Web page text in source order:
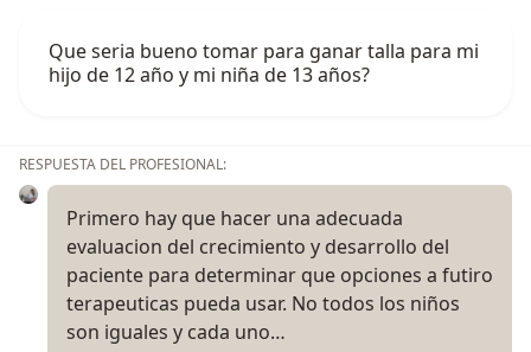
Que seria bueno tomar para ganar talla para mi
hijo de 12 año y mi niña de 13 años?
RESPUESTA DEL PROFESIONAL:
Primero hay que hacer una adecuada
evaluacion del crecimiento y desarrollo del
paciente para determinar que opciones a futiro
terapeuticas pueda usar. No todos los niños
son iguales y cada uno…